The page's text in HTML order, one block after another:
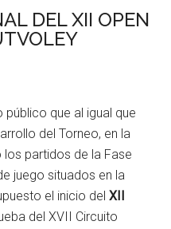
DEL XII OPEN
que al igual que
del Torneo, en la
partidos de la Fase
juego situados en la
el inicio delXII
del XVII Circuito